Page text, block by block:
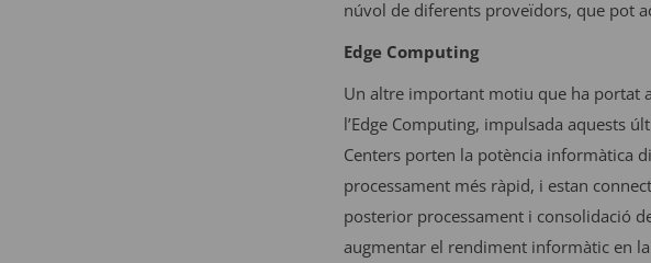
núvol de diferents proveïdors, que pot
Edge Computing
Un altre important motiu que ha portat
l’Edge Computing, impulsada aquests
Centers porten la potència informàtica
processament més ràpid, i estan
posterior processament i consolidació
augmentar el rendiment informàtic en